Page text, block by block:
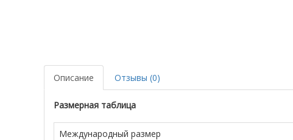
Описание Отзывы (0)
Размерная таблица
Международный размер